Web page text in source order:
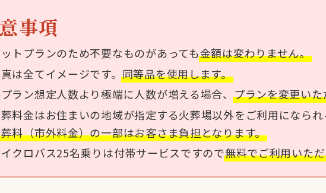
事項
トプランのため不要なものがあっても金額は変わりません。
は全てイメージです。同等品を使用します。
ラン想定人数より極端に人数が増える場合、プランを変更いた
料金はお住まいの地域が指定する火葬場以外をご利用になられ
料（市外料金）の一部はお客さま負担となります。
クロバス25名乗りは付帯サービスですので無料でご利用いた